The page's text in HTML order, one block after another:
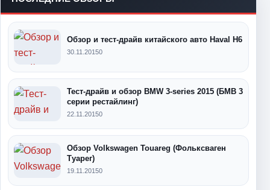
Обзор и тест-драйв китайского авто Haval H6
30.11.20150
Тест-драйв и обзор BMW 3-series 2015 (БМВ 3
серии рестайлинг)
22.11.20150
Обзор Volkswagen Touareg (Фольксваген
Туарег)
19.11.20150